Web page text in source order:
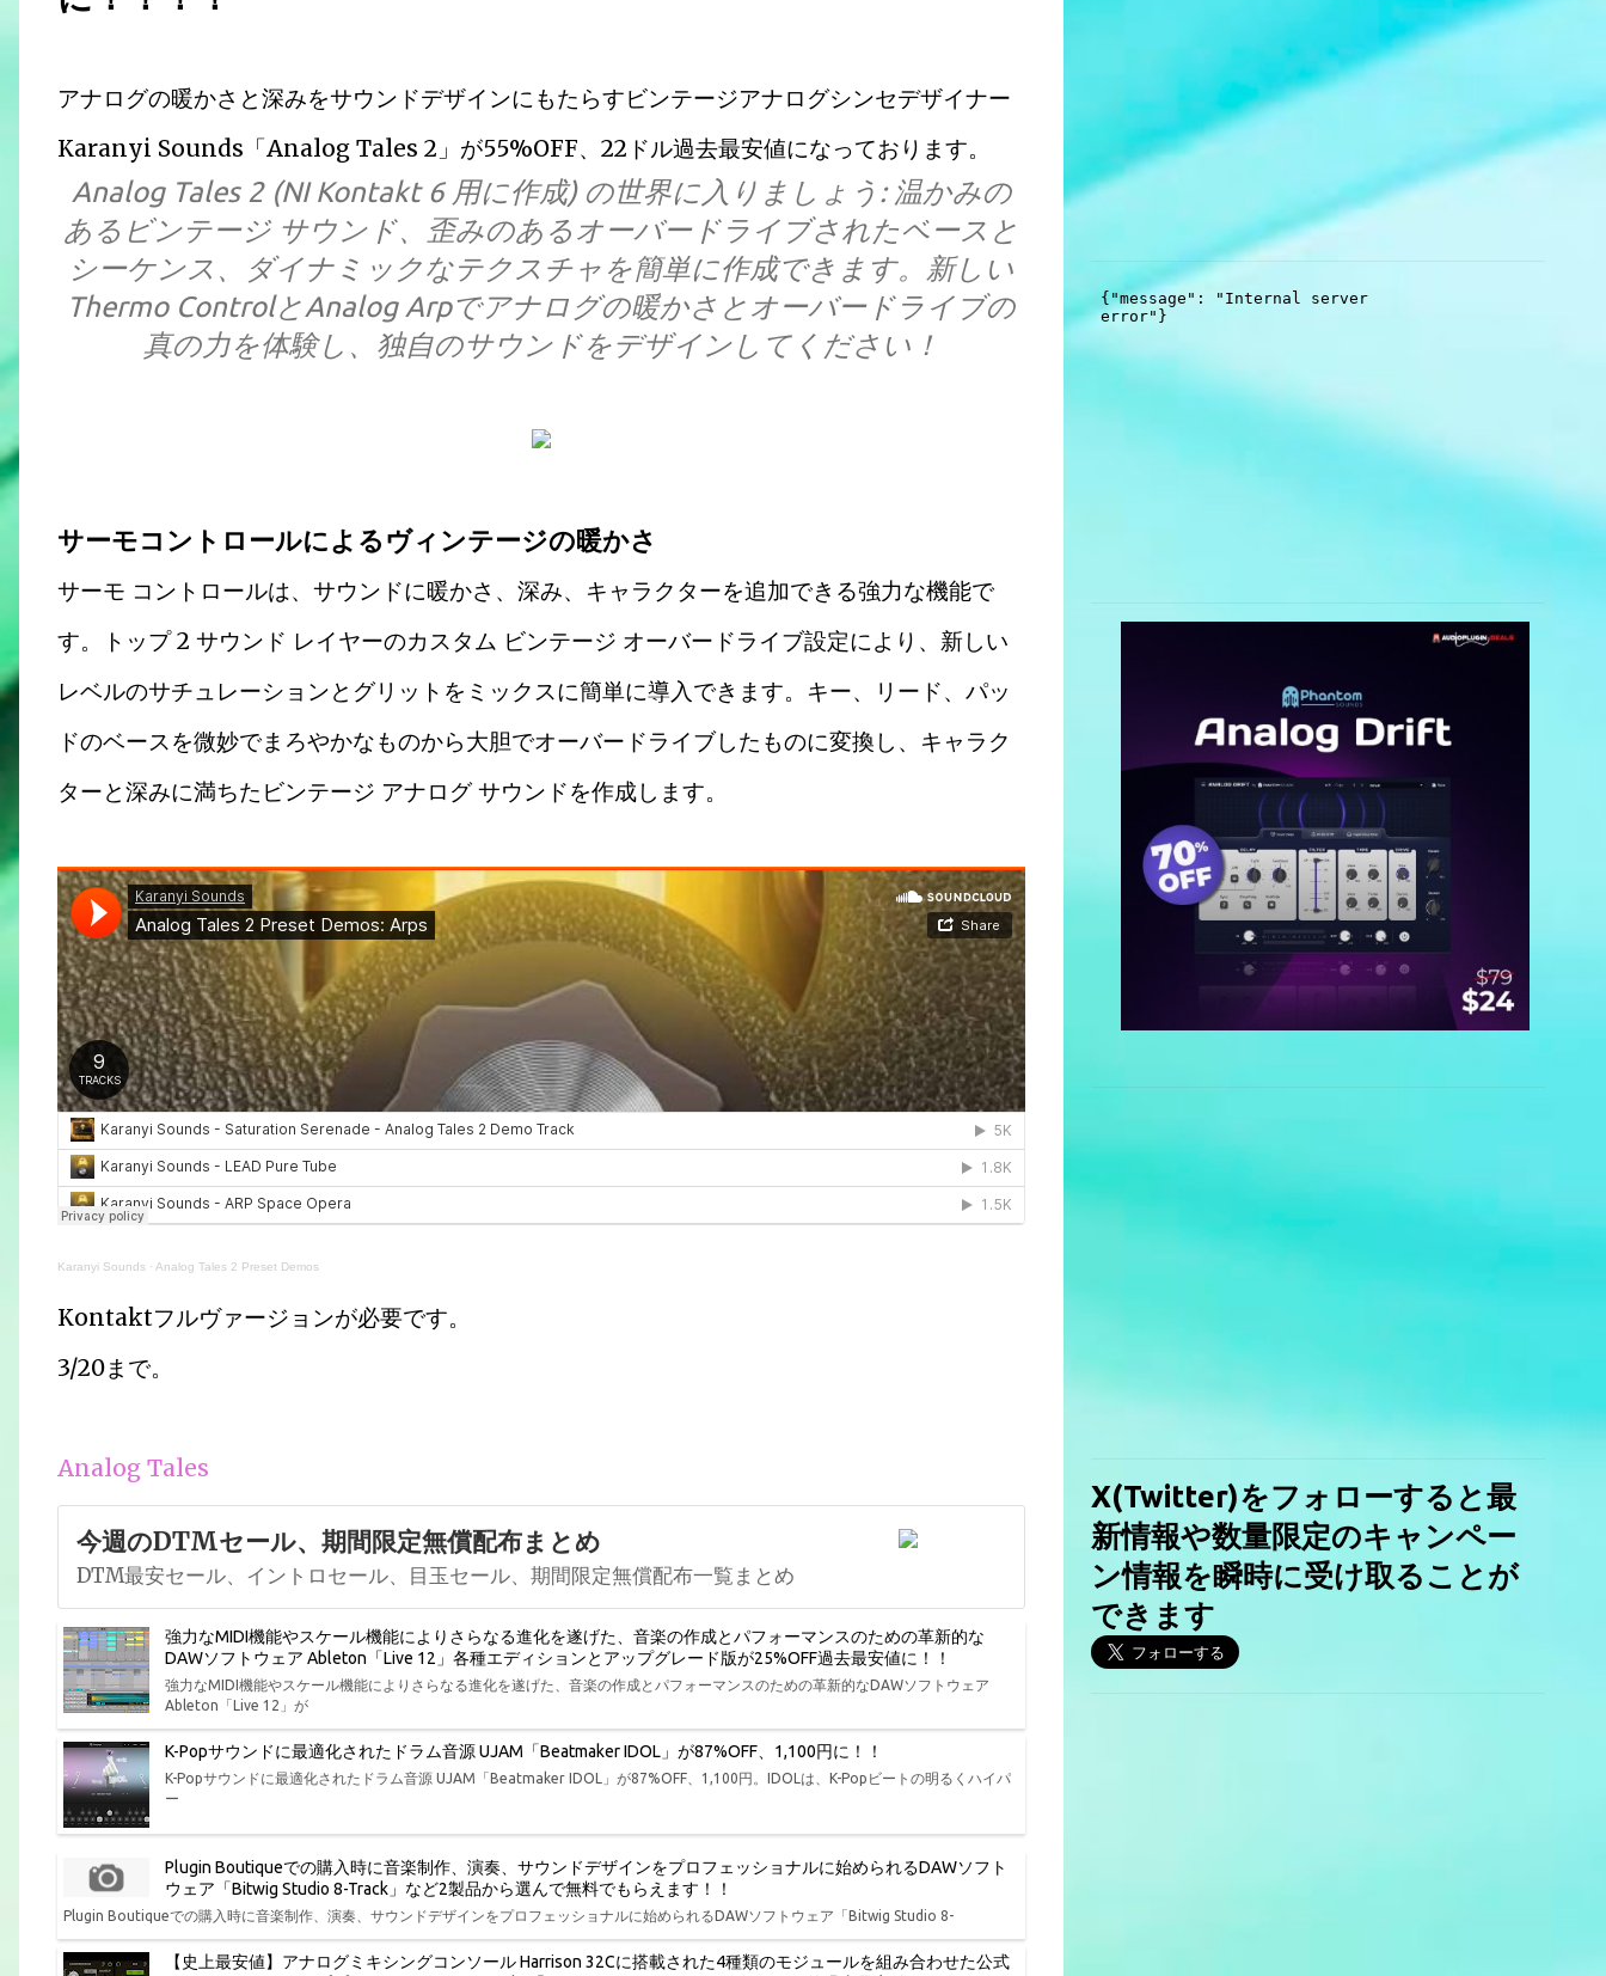
アナログの暖かさと深みをサウンドデザインにもたらすビンテージアナログシンセデザイナー
Karanyi Sounds「Analog Tales 2」が55%OFF、22ドル過去最安値になっております。
Analog Tales 2 (NI Kontakt 6 用に作成) の世界に入りましょう: 温かみの
あるビンテージ サウンド、歪みのあるオーバードライブされたベースと
シーケンス、ダイナミックなテクスチャを簡単に作成できます。新しい
Thermo ControlとAnalog Arpでアナログの暖かさとオーバードライブの
真の力を体験し、独自のサウンドをデザインしてください！
サーモコントロールによるヴィンテージの暖かさ
サーモ コントロールは、サウンドに暖かさ、深み、キャラクターを追加できる強力な機能で
す。トップ 2 サウンド レイヤーのカスタム ビンテージ オーバードライブ設定により、新しい
レベルのサチュレーションとグリットをミックスに簡単に導入できます。キー、リード、パッ
ドのベースを微妙でまろやかなものから大胆でオーバードライブしたものに変換し、キャラク
ターと深みに満ちたビンテージ アナログ サウンドを作成します。
Karanyi Sounds · Analog Tales 2 Preset Demos
Kontaktフルヴァージョンが必要です。
3/20まで。
Analog Tales
今週のDTMセール、期間限定無償配布まとめ
DTM最安セール、イントロセール、目玉セール、期間限定無償配布一覧まとめ
強力なMIDI機能やスケール機能によりさらなる進化を遂げた、音楽の作成とパフォーマンスのための革新的な
DAWソフトウェア Ableton「Live 12」各種エディションとアップグレード版が25%OFF過去最安値に！！
強力なMIDI機能やスケール機能によりさらなる進化を遂げた、音楽の作成とパフォーマンスのための革新的なDAWソフトウェア
Ableton「Live 12」が
K-Popサウンドに最適化されたドラム音源 UJAM「Beatmaker IDOL」が87%OFF、1,100円に！！
K-Popサウンドに最適化されたドラム音源 UJAM「Beatmaker IDOL」が87%OFF、1,100円。IDOLは、K-Popビートの明るくハイパ
ー
Plugin Boutiqueでの購入時に音楽制作、演奏、サウンドデザインをプロフェッショナルに始められるDAWソフト
ウェア「Bitwig Studio 8-Track」など2製品から選んで無料でもらえます！！
Plugin Boutiqueでの購入時に音楽制作、演奏、サウンドデザインをプロフェッショナルに始められるDAWソフトウェア「Bitwig Studio 8-
【史上最安値】アナログミキシングコンソール Harrison 32Cに搭載された4種類のモジュールを組み合わせた公式
X(Twitter)をフォローすると最
新情報や数量限定のキャンペー
ン情報を瞬時に受け取ることが
できます